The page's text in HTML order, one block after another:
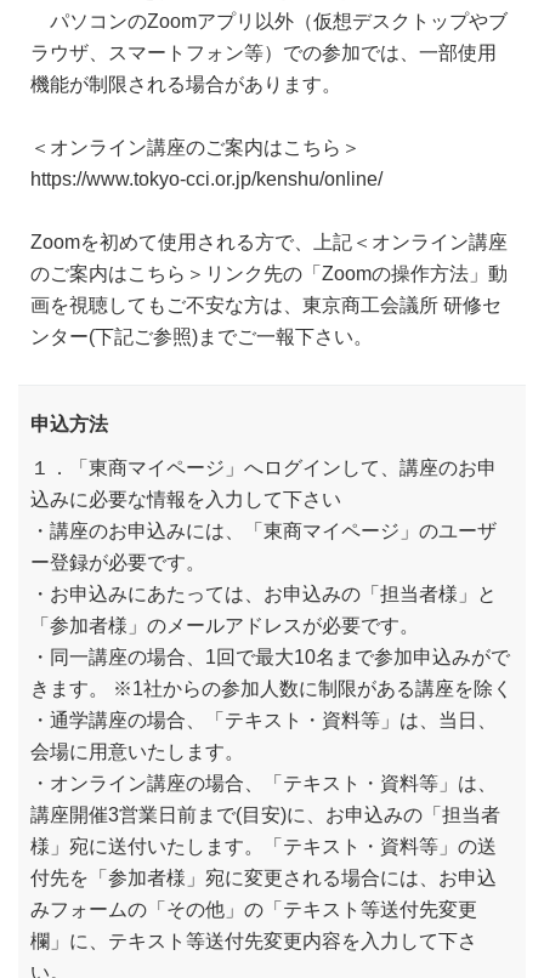
パソコンのZoomアプリ以外（仮想デスクトップやブ
ラウザ、スマートフォン等）での参加では、一部使用
機能が制限される場合があります。
＜オンライン講座のご案内はこちら＞
https://www.tokyo-cci.or.jp/kenshu/online/
Zoomを初めて使用される方で、上記＜オンライン講座
のご案内はこちら＞リンク先の「Zoomの操作方法」動
画を視聴してもご不安な方は、東京商工会議所 研修セ
ンター(下記ご参照)までご一報下さい。
申込方法
１．「東商マイページ」へログインして、講座のお申
込みに必要な情報を入力して下さい
・講座のお申込みには、「東商マイページ」のユーザ
ー登録が必要です。
・お申込みにあたっては、お申込みの「担当者様」と
「参加者様」のメールアドレスが必要です。
・同一講座の場合、1回で最大10名まで参加申込みがで
きます。 ※1社からの参加人数に制限がある講座を除く
・通学講座の場合、「テキスト・資料等」は、当日、
会場に用意いたします。
・オンライン講座の場合、「テキスト・資料等」は、
講座開催3営業日前まで(目安)に、お申込みの「担当者
様」宛に送付いたします。「テキスト・資料等」の送
付先を「参加者様」宛に変更される場合には、お申込
みフォームの「その他」の「テキスト等送付先変更
欄」に、テキスト等送付先変更内容を入力して下さ
い。